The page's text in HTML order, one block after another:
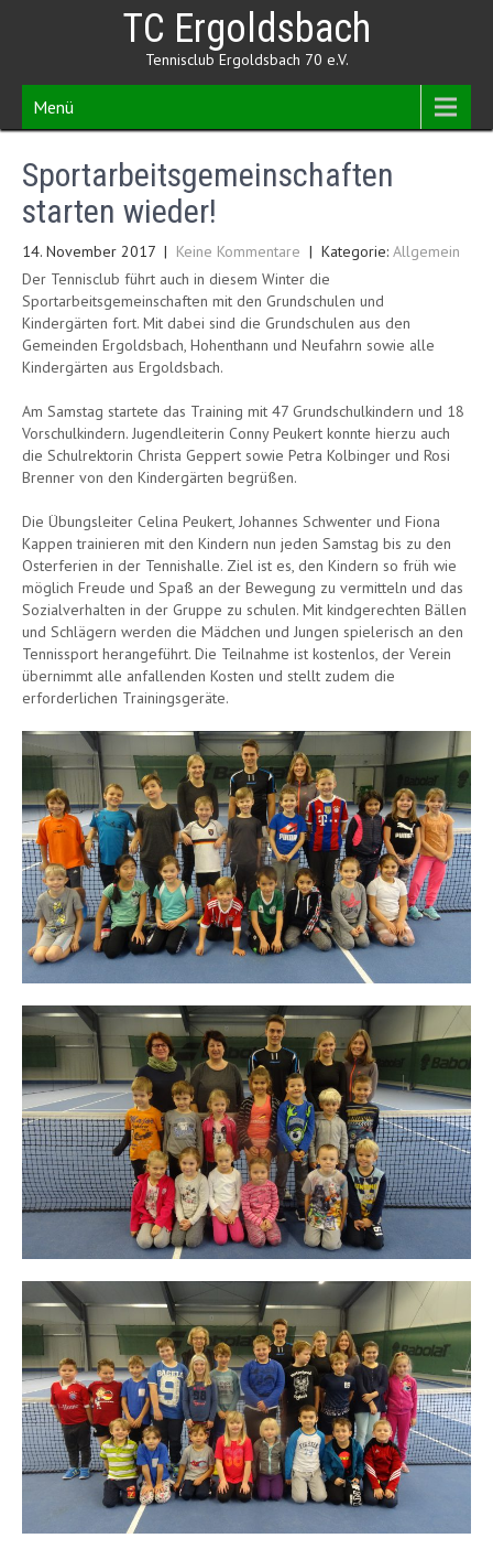
TC Ergoldsbach
Tennisclub Ergoldsbach 70 e.V.
Menü
Sportarbeitsgemeinschaften
starten wieder!
14. November 2017 | Keine Kommentare | Kategorie: Allgemein
Der Tennisclub führt auch in diesem Winter die
Sportarbeitsgemeinschaften mit den Grundschulen und
Kindergärten fort. Mit dabei sind die Grundschulen aus den
Gemeinden Ergoldsbach, Hohenthann und Neufahrn sowie alle
Kindergärten aus Ergoldsbach.
Am Samstag startete das Training mit 47 Grundschulkindern und 18
Vorschulkindern. Jugendleiterin Conny Peukert konnte hierzu auch
die Schulrektorin Christa Geppert sowie Petra Kolbinger und Rosi
Brenner von den Kindergärten begrüßen.
Die Übungsleiter Celina Peukert, Johannes Schwenter und Fiona
Kappen trainieren mit den Kindern nun jeden Samstag bis zu den
Osterferien in der Tennishalle. Ziel ist es, den Kindern so früh wie
möglich Freude und Spaß an der Bewegung zu vermitteln und das
Sozialverhalten in der Gruppe zu schulen. Mit kindgerechten Bällen
und Schlägern werden die Mädchen und Jungen spielerisch an den
Tennissport herangeführt. Die Teilnahme ist kostenlos, der Verein
übernimmt alle anfallenden Kosten und stellt zudem die
erforderlichen Trainingsgeräte.